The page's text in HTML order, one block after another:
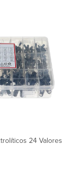
24 Valores